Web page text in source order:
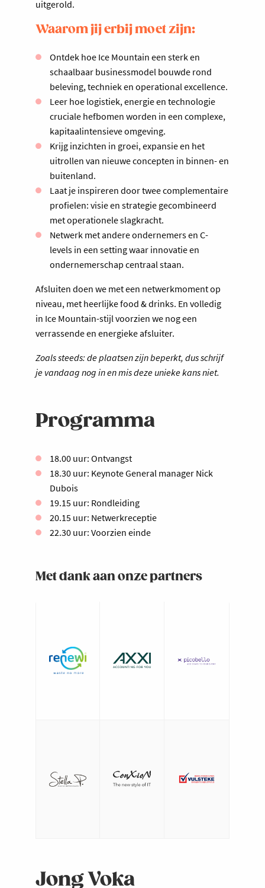
uitgerold.
Waarom jij erbij moet zijn:
Ontdek hoe Ice Mountain een sterk en
schaalbaar businessmodel bouwde rond
beleving, techniek en operational excellence.
Leer hoe logistiek, energie en technologie
cruciale hefbomen worden in een complexe,
kapitaalintensieve omgeving.
Krijg inzichten in groei, expansie en het
uitrollen van nieuwe concepten in binnen- en
buitenland.
Laat je inspireren door twee complementaire
profielen: visie en strategie gecombineerd
met operationele slagkracht.
Netwerk met andere ondernemers en C-
levels in een setting waar innovatie en
ondernemerschap centraal staan.
Afsluiten doen we met een netwerkmoment op
niveau, met heerlijke food & drinks. En volledig
in Ice Mountain-stijl voorzien we nog een
verrassende en energieke afsluiter.
Zoals steeds: de plaatsen zijn beperkt, dus schrijf
je vandaag nog in en mis deze unieke kans niet.
Programma
18.00 uur: Ontvangst
18.30 uur: Keynote General manager Nick
Dubois
19.15 uur: Rondleiding
20.15 uur: Netwerkreceptie
22.30 uur: Voorzien einde
Met dank aan onze partners
Jong Voka